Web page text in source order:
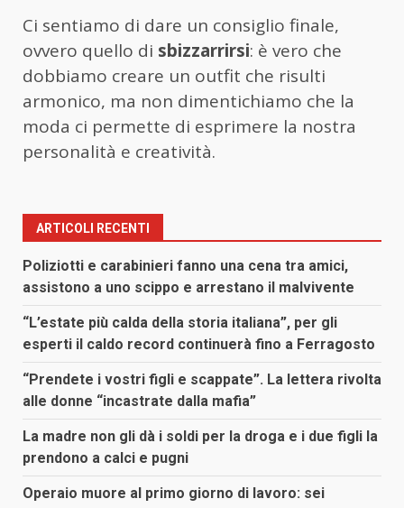
Ci sentiamo di dare un consiglio finale,
ovvero quello di sbizzarrirsi: è vero che
dobbiamo creare un outfit che risulti
armonico, ma non dimentichiamo che la
moda ci permette di esprimere la nostra
personalità e creatività.
ARTICOLI RECENTI
Poliziotti e carabinieri fanno una cena tra amici,
assistono a uno scippo e arrestano il malvivente
“L’estate più calda della storia italiana”, per gli
esperti il caldo record continuerà fino a Ferragosto
“Prendete i vostri figli e scappate”. La lettera rivolta
alle donne “incastrate dalla mafia”
La madre non gli dà i soldi per la droga e i due figli la
prendono a calci e pugni
Operaio muore al primo giorno di lavoro: sei